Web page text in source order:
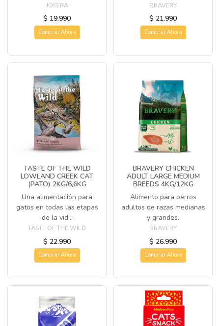
JOSERA
$ 19.990
Comprar Ahora
BRAVERY
$ 21.990
Comprar Ahora
TASTE OF THE WILD
LOWLAND CREEK CAT
(PATO) 2KG/6,6KG
Una alimentación para
gatos en todas las etapas
de la vid...
TASTE OF THE WILD
$ 22.990
Comprar Ahora
BRAVERY CHICKEN
ADULT LARGE MEDIUM
BREEDS 4KG/12KG
Alimento para perros
adultos de razas medianas
y grandes.
BRAVERY
$ 26.990
Comprar Ahora